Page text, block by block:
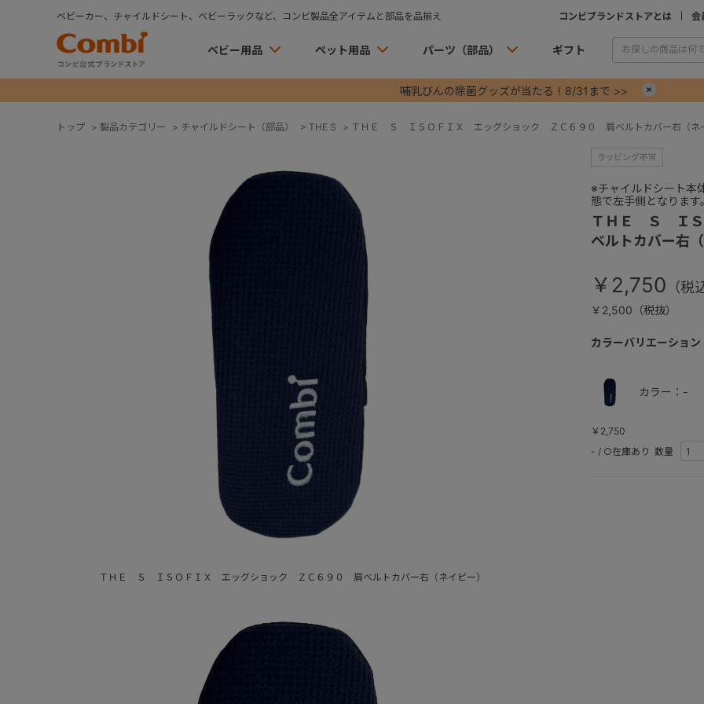
ベビーカー、チャイルドシート、ベビーラックなど、コンビ製品全アイテムと部品を品揃え コンビブランドストアとは 会
ベビー用品 ペット用品 パーツ（部品） ギフト
哺乳びんの除菌グッズが当たる！8/31まで >>
トップ > 製品カテゴリー > チャイルドシート（部品） > THE S > ＴＨＥ Ｓ ＩＳＯＦＩＸ エッグショック ＺＣ６９０ 肩ベルトカバー右（ネイ
ＴＨＥ Ｓ ＩＳＯＦＩＸ エッグショック ＺＣ６９０ 肩ベルトカバー右（ネイビー）
※チャイルドシート本
態で左手側となります
ＴＨＥ Ｓ ＩＳ
ベルトカバー右（
￥2,750
￥2,500（税抜）
カラーバリエーション
カラー：-
￥2,750
- / ○在庫あり 数量